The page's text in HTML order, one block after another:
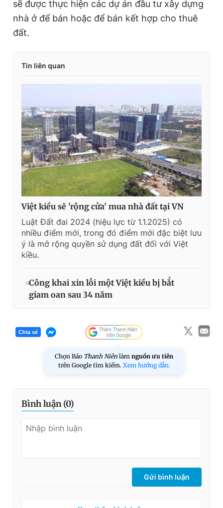
sẽ được thực hiện các dự án đầu tư xây dựng
nhà ở để bán hoặc để bán kết hợp cho thuê
đất.
Tin liên quan
Việt kiều sẽ 'rộng cửa' mua nhà đất tại VN
Luật Đất đai 2024 (hiệu lực từ 1.1.2025) có
nhiều điểm mới, trong đó điểm mới đặc biệt lưu
ý là mở rộng quyền sử dụng đất đối với Việt
kiều.
Công khai xin lỗi một Việt kiều bị bắt
giam oan sau 34 năm
Chia sẻ
Chọn Báo Thanh Niên làm nguồn ưu tiên
trên Google tìm kiếm. Xem hướng dẫn.
Bình luận (0)
Gửi bình luận